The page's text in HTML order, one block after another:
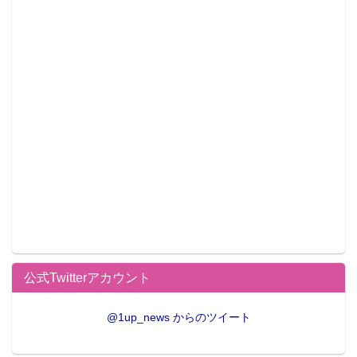
公式Twitterアカウント
@1up_news からのツイート